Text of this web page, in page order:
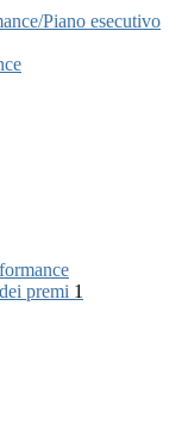
Piano esecutivo
premi 1